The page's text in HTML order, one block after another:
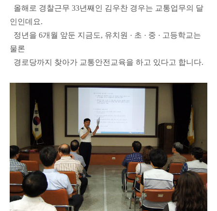
올해로 경찰근무 33년째인 김우찬 경우는 교통업무의 달
인인데요.
정년을 6개월 앞둔 지금도, 유치원 · 초 · 중 · 고등학교는
물론
경로당까지 찾아가 교통안전교육을 하고 있다고 합니다.